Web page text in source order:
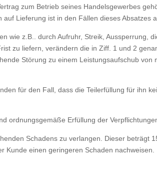
zum Betrieb seines Handelsgewerbes
Lieferung ist in den Fällen dieses Absatzes
wie z.B.. durch Aufruhr, Streik, Aussper­rung,
zu liefern, verändern die in Ziff. 1 und 2
Störung zu einem Leistungsaufschub von
für den Fall, dass die Teilerfüllung für ihn
ordnungsgemäße Erfüllung der
Schadens zu verlangen. Dieser beträgt
Kunde einen geringeren Schaden nachweisen.